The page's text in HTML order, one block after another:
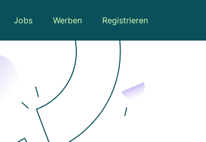
Jobs Werben Registrieren